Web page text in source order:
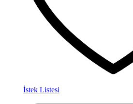
İstek Listesi